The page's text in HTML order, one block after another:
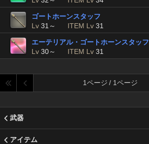
ゴートホーンスタッフ
Lv 31～ ITEM Lv 31
エーテリアル・ゴートホーンスタッフ
Lv 30～ ITEM Lv 31
1ページ / 1ページ
武器
アイテム